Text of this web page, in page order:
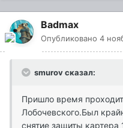
Badmax
Опубликовано 4
smurov сказал:
Пришло время
Лобочевского.Был
снятие защиты